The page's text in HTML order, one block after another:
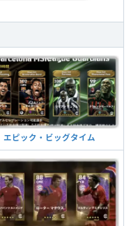
エピック・ビッグタイム